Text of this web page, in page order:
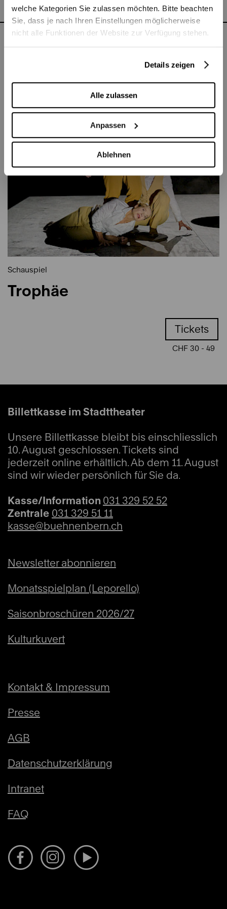
welche Kategorien Sie zulassen möchten. Bitte beachten
Sie, dass je nach Ihren Einstellungen möglicherweise
nicht alle Funktionen der Website zur Verfügung stehen.
Details zeigen
Alle zulassen
Anpassen
Ablehnen
Schauspiel
Trophäe
Tickets
CHF 30 - 49
Billettkasse im Stadttheater
Unsere Billettkasse bleibt bis einschliesslich
10. August geschlossen. Tickets sind
jederzeit online erhältlich. Ab dem 11. August
sind wir wieder persönlich für Sie da.
Kasse/Information 031 329 52 52
Zentrale 031 329 51 11
kasse@buehnenbern.ch
Newsletter abonnieren
Monatsspielplan (Leporello)
Saisonbroschüren 2026/27
Kulturkuvert
Kontakt & Impressum
Presse
AGB
Datenschutzerklärung
Intranet
FAQ